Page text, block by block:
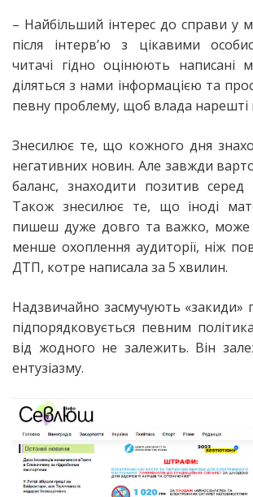
– Найбільший інтерес до справи у
після інтерв’ю з цікавими
читачі гідно оцінюють написані
діляться з нами інформацією та
певну проблему, щоб влада нарешті
Знесилює те, що кожного дня
негативних новин. Але завжди
баланс, знаходити позитив серед
Також знесилює те, що іноді
пишеш дуже довго та важко, може
менше охоплення аудиторії, ніж
ДТП, котре написала за 5 хвилин.
Надзвичайно засмучують «закиди»
підпорядковується певним
від жодного не залежить. Він
ентузіазму.